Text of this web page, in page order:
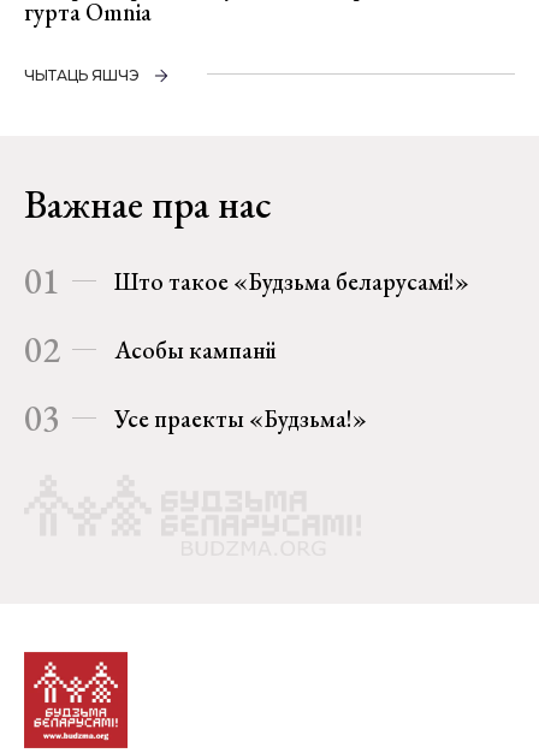
гурта Omnia
ЧЫТАЦЬ ЯШЧЭ
Важнае пра нас
01 Што такое «Будзьма беларусамі!»
02 Асобы кампаніі
03 Усе праекты «Будзьма!»